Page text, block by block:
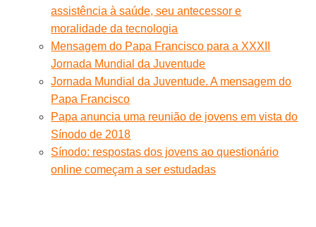
assistência à saúde, seu antecessor e
moralidade da tecnologia
Mensagem do Papa Francisco para a XXXII
Jornada Mundial da Juventude
Jornada Mundial da Juventude. A mensagem do
Papa Francisco
Papa anuncia uma reunião de jovens em vista do
Sínodo de 2018
Sínodo: respostas dos jovens ao questionário
online começam a ser estudadas